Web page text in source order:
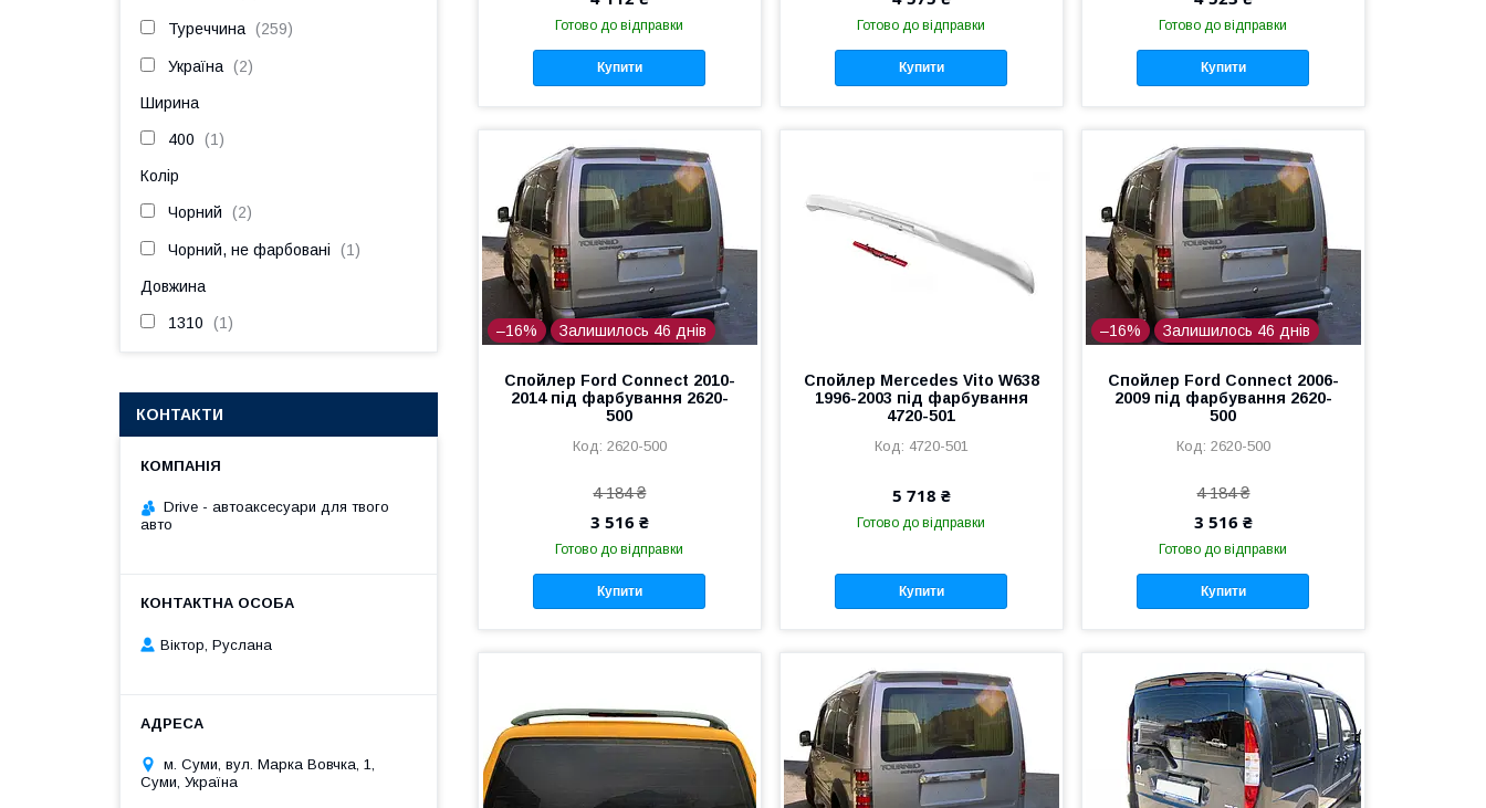
Готово до відправки
Купити
Готово до відправки
Купити
Готово до відправки
Купити
–16% Залишилось 46 днів
Спойлер Ford Connect 2010-
2014 під фарбування 2620-
500
2620-500
4 184 ₴
3 516 ₴
Готово до відправки
Купити
Спойлер Mercedes Vito W638
1996-2003 під фарбування
4720-501
4720-501
5 718 ₴
Готово до відправки
Купити
–16% Залишилось 46 днів
Спойлер Ford Connect 2006-
2009 під фарбування 2620-
500
2620-500
4 184 ₴
3 516 ₴
Готово до відправки
Купити
Туреччина 259
Україна 2
Ширина
400 1
Колір
Чорний 2
Чорний, не фарбовані 1
Довжина
1310 1
КОНТАКТИ
Drive - автоаксесуари для твого
авто
Віктор, Руслана
м. Суми, вул. Марка Вовчка, 1,
Суми, Україна